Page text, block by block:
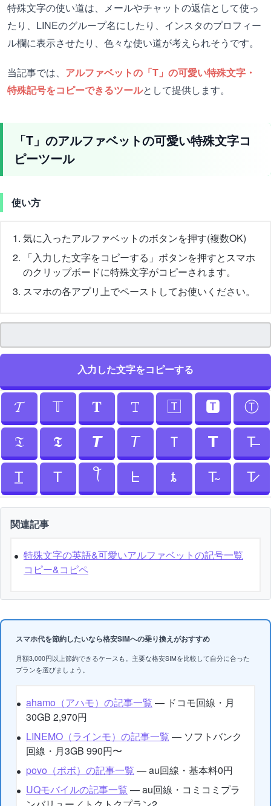
特殊文字の使い道は、メールやチャットの返信として使っ
たり、LINEのグループ名にしたり、インスタのプロフィー
ル欄に表示させたり、色々な使い道が考えられそうです。
当記事では、 アルファベットの「T」の可愛い特殊文字・
特殊記号をコピーできるツールとして提供します。
「T」のアルファベットの可愛い特殊文字コ
ピーツール
使い方
気に入ったアルファベットのボタンを押す(複数OK)
「入力した文字をコピーする」ボタンを押すとスマホ
のクリップボードに特殊文字がコピーされます。
スマホの各アプリ上でペーストしてお使いください。
入力した文字をコピーする
𝓣 𝕋 𝐓 𝚃 🅃 🆃 Ⓣ
𝔗 𝕿 𝙏 𝘛 Ｔ 𝗧 T̶
T̲ T ꪻ ᖶ ȶ T̴ T̷
関連記事
特殊文字の英語&可愛いアルファベットの記号一覧
コピー&コピペ
スマホ代を節約したいなら格安SIMへの乗り換えがおすすめ
月額3,000円以上節約できるケースも。主要な格安SIMを比較して自分に合った
プランを選びましょう。
ahamo（アハモ）の記事一覧 — ドコモ回線・月
30GB 2,970円
LINEMO（ラインモ）の記事一覧 — ソフトバンク
回線・月3GB 990円〜
povo（ポボ）の記事一覧 — au回線・基本料0円
UQモバイルの記事一覧 — au回線・コミコミプラ